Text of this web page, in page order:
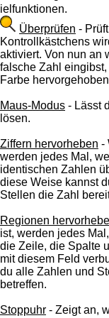
Überprüfen -
Kontrollkästchens
aktiviert. Von nun an
falsche Zahl
Farbe
Maus-Modus - Lässt
lösen.
Ziffern hervorheben -
werden jedes Mal,
identischen Zahlen
diese Weise kannst
Stellen die Zahl
Regionen
ist, werden jedes
die Zeile, die Spalte
mit diesem Feld
du alle Zahlen und
betreffen.
Stoppuhr - Zeigt an,